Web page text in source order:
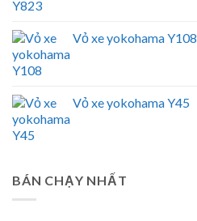
Vỏ xe yokohama Y108
Vỏ xe yokohama Y45
BÁN CHẠY NHẤT